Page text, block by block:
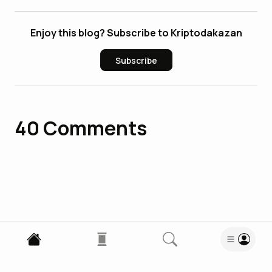
Enjoy this blog? Subscribe to Kriptodakazan
Subscribe
40 Comments